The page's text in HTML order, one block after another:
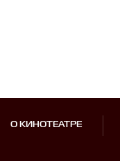
О КИНОТЕАТРЕ